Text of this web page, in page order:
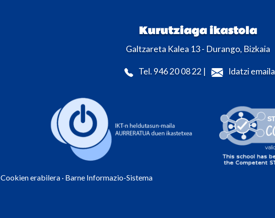
Kurutziaga ikastola
Galtzareta Kalea 13 - Durango, Bizkaia
Tel. 946 20 08 22 | Idatzi emaila
Cookien erabilera · Barne Informazio-Sistema